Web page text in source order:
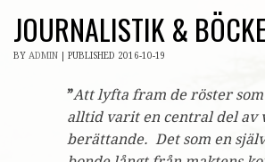
JOURNALISTIK &
BY ADMIN PUBLISHED 2016-10-19
”Att lyfta fram de röster
alltid varit en central del av
berättande. Det som en